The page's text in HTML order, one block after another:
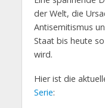
der Welt, die
Antisemitismus
Staat bis heute
wird.
Hier ist die
Serie: